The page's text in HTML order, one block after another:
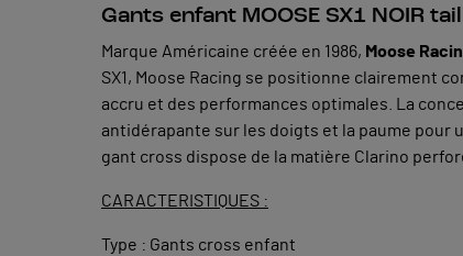
Gants enfant MOOSE SX1 NOIR
Marque Américaine créée en 1986, Moose
SX1, Moose Racing se positionne clairement
accru et des performances optimales. La
antidérapante sur les doigts et la paume pour
gant cross dispose de la matière Clarino
CARACTERISTIQUES :
Type : Gants cross enfant